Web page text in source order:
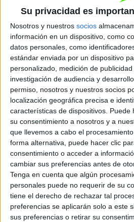
Su privacidad es
Nosotros y nuestros socios
información en un dispositivo, como
datos personales, como
estándar enviada por un dispositivo
personalizado, medición de
investigación de audiencia y
permiso, nosotros y nuestros socios
localización geográfica precisa e
características de dispositivos.
su consentimiento a nosotros y a
que llevemos a cabo el
forma alternativa, puede hacer clic
consentimiento o acceder a
cambiar sus preferencias antes de
Tenga en cuenta que algún
personales puede no requerir de su
tiene el derecho de rechazar tal
preferencias se aplicarán solo a este
sus preferencias o retirar su
Ciclos Formativos de
Medio
Ciclos de Grado Medio de la familia
Ciclo Formativo
Instalaciones de
Telecomunicaciones
Instalaciones Eléctricas y
Automáticas
Equipos Electrónicos de
Consumo
Ciclos Formativos de
Profesional Básico